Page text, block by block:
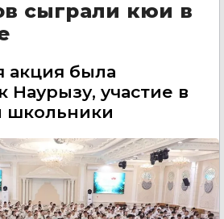
сыграли кюи в
акция была
Наурызу, участие в
школьники